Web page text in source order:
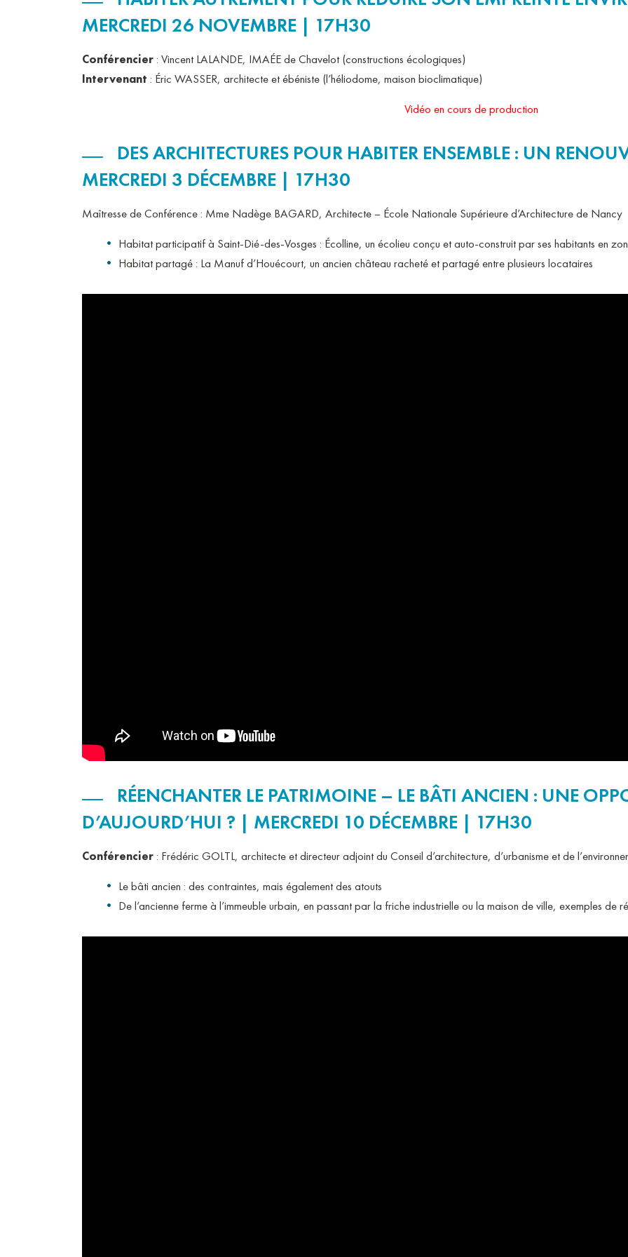
MERCREDI 26 NOVEMBRE | 17H30
Conférencier : Vincent LALANDE, IMAÉE de Chavelot (constructions écologiques)
Intervenant : Éric WASSER, architecte et ébéniste (l’héliodome, maison bioclimatique)
Vidéo en cours de production
DES ARCHITECTURES POUR HABITER ENSEMBLE : UN
MERCREDI 3 DÉCEMBRE | 17H30
Maîtresse de Conférence : Mme Nadège BAGARD, Architecte – École Nationale Supérieure d’Architecture de Nancy
Habitat participatif à Saint-Dié-des-Vosges : Écolline, un écolieu conçu et auto-construit par ses habitants en
Habitat partagé : La Manuf d’Houécourt, un ancien château racheté et partagé entre plusieurs locataires
RÉENCHANTER LE PATRIMOINE – LE BÂTI ANCIEN : UNE
D’AUJOURD’HUI ? | MERCREDI 10 DÉCEMBRE | 17H30
Conférencier : Frédéric GOLTL, architecte et directeur adjoint du Conseil d’architecture, d’urbanisme et de
Le bâti ancien : des contraintes, mais également des atouts
De l’ancienne ferme à l’immeuble urbain, en passant par la friche industrielle ou la maison de ville, exemples de